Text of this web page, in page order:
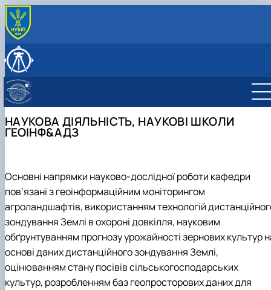
ABOUT
Structure (Laboratories & facilities, Research
centers/groups)
Contact Information
Equipment & capabilities
Projects & Grants
Publications
EDUCATION
INTERNATIONAL ACTIVITY
International projects
Mobility
НАУКОВА ДІЯЛЬНІСТЬ, НАУКОВІ ШКОЛИ
ГЕОІНФ&АДЗ
Основні напрямки науково-дослідної роботи кафедри
пов’язані з геоінформаційним моніторингом
агроландшафтів, використанням технологій
зондування Землі в охороні довкілля, науковим
обґрунтуванням прогнозу урожайності зернових культур
основі даних дистанційного зондування Землі,
оцінюванням стану посівів сільськогосподарських
культур, розробленням баз геопросторових даних для